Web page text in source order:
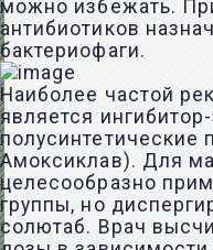
можно избежать.
антибиотиков
бактериофаги.
Наиболее частой
является
полусинтетические
Амоксиклав). Для
целесообразно
группы, но
солютаб. Врач